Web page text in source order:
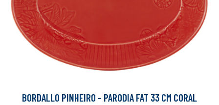
BORDALLO PINHEIRO - PARODIA FAT 33 CM CORAL